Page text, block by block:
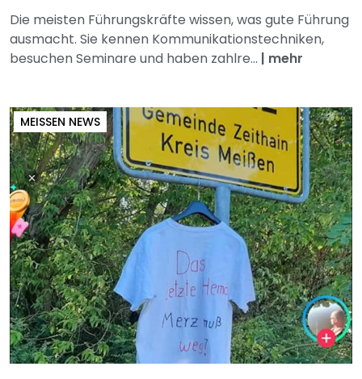
Die meisten Führungskräfte wissen, was gute Führung
ausmacht. Sie kennen Kommunikationstechniken,
besuchen Seminare und haben zahlre... | mehr
MEISSEN NEWS